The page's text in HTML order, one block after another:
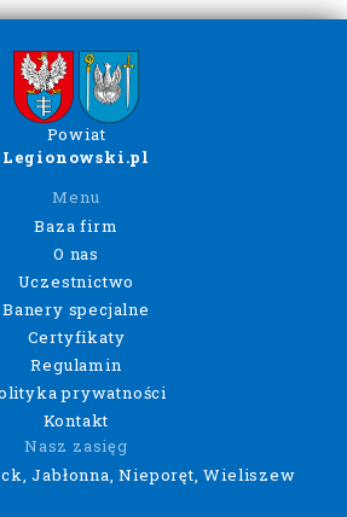
Powiat
Legionowski.pl
Menu
Baza firm
O nas
Uczestnictwo
Banery specjalne
Certyfikaty
Regulamin
prywatności
Kontakt
Nasz zasięg
Jabłonna, Nieporęt, Wieliszew